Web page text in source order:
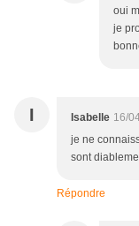
oui
je
I Isabelle 16/
je ne
sont
Répondre